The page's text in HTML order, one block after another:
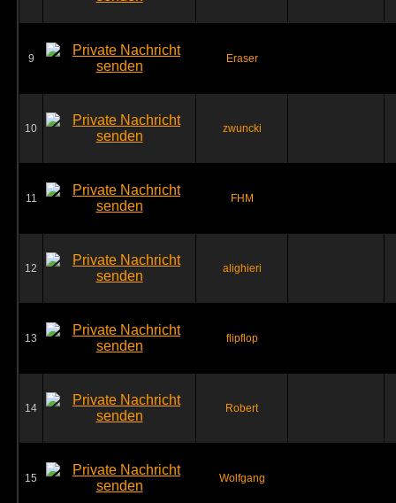
9 Eraser
10 zwuncki
11 FHM
12 alighieri
13 flipflop
14 Robert
15 Wolfgang